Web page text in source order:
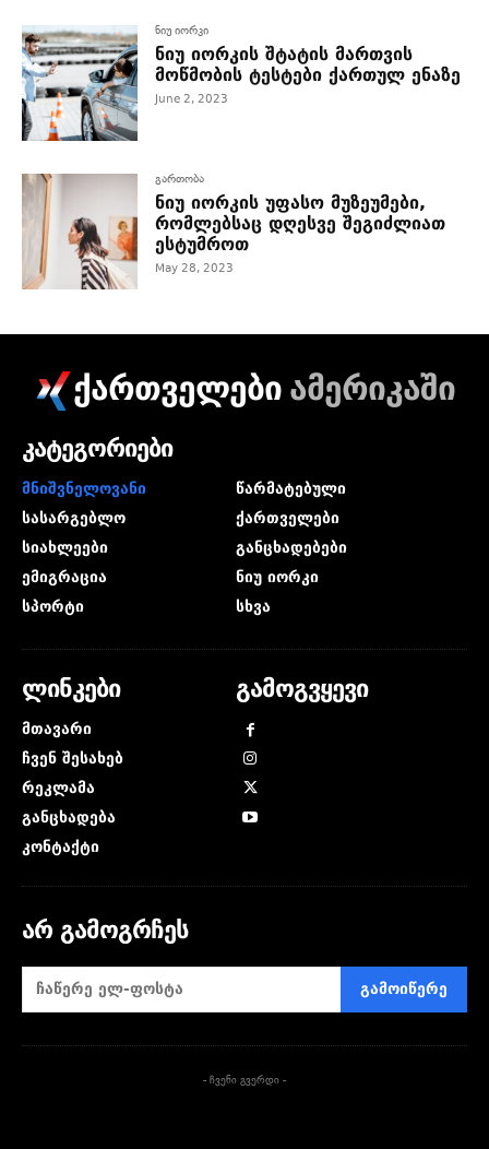
ნიუ იორკი
ნიუ იორკის შტატის მართვის
მოწმობის ტესტები ქართულ ენაზე
June 2, 2023
გართობა
ნიუ იორკის უფასო მუზეუმები,
რომლებსაც დღესვე შეგიძლიათ
ესტუმროთ
May 28, 2023
ქართველებიამერიკაში
კატეგორიები
მნიშვნელოვანი
სასარგებლო
სიახლეები
ემიგრაცია
სპორტი
წარმატებული
ქართველები
განცხადებები
ნიუ იორკი
სხვა
ლინკები
მთავარი
ჩვენ შესახებ
რეკლამა
განცხადება
კონტაქტი
გამოგვყევი
არ გამოგრჩეს
გამოიწერე
- ჩვენი გვერდი -